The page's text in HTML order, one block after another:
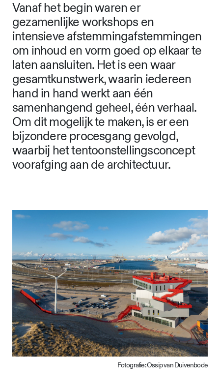
Vanaf het begin waren er
gezamenlijke workshops en
intensieve afstemmingafstemmingen
om inhoud en vorm goed op elkaar te
laten aansluiten. Het is een waar
gesamtkunstwerk, waarin iedereen
hand in hand werkt aan één
samenhangend geheel, één verhaal.
Om dit mogelijk te maken, is er een
bijzondere procesgang gevolgd,
waarbij het tentoonstellingsconcept
voorafging aan de architectuur.
Fotografie: Ossip van Duivenbode